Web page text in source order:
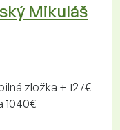
Mikuláš
zložka + 127€
1040€